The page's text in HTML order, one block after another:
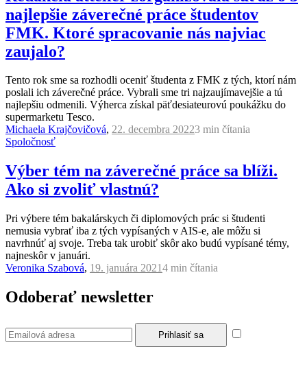
najlepšie záverečné práce študentov
FMK. Ktoré spracovanie nás najviac
zaujalo?
Tento rok sme sa rozhodli oceniť študenta z FMK z tých, ktorí nám
poslali ich záverečné práce. Vybrali sme tri najzaujímavejšie a tú
najlepšiu odmenili. Výherca získal päťdesiateurovú poukážku do
supermarketu Tesco.
Michaela Krajčovičová, 22. decembra 20223 min čítania
Spoločnosť
Výber tém na záverečné práce sa blíži.
Ako si zvoliť vlastnú?
Pri výbere tém bakalárskych či diplomových prác si študenti
nemusia vybrať iba z tých vypísaných v AIS-e, ale môžu si
navrhnúť aj svoje. Treba tak urobiť skôr ako budú vypísané témy,
najneskôr v januári.
Veronika Szabová, 19. januára 20214 min čítania
Odoberať newsletter